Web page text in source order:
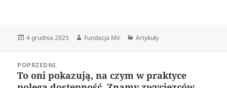
Data
4 grudnia 2025 Autor
Fundacja Mir Kategorie
Artykuły
wpisuPOPRZEDNI
Poprzedni
To oni pokazują, na czym w praktyce